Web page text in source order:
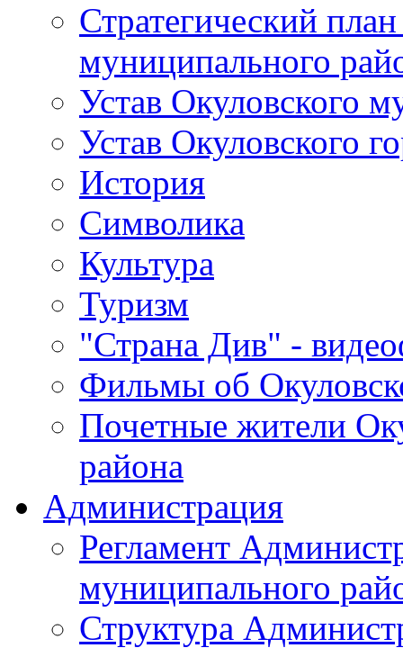
Стратегический
муниципального
Устав Окуловского
Устав Окуловского
История
Символика
Культура
Туризм
"Страна Див" -
Фильмы об
Почетные жители
района
Администрация
Регламент
муниципального
Структура